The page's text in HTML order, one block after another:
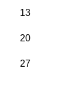
13
20
27